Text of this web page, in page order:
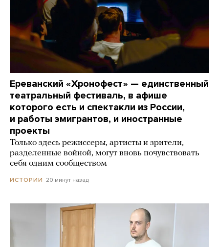
Ереванский «Хронофест» — единственный
театральный фестиваль, в афише
которого есть и спектакли из России,
и работы эмигрантов, и иностранные
проекты
Только здесь режиссеры, артисты и зрители,
разделенные войной, могут вновь почувствовать
себя одним сообществом
ИСТОРИИ 20 минут назад